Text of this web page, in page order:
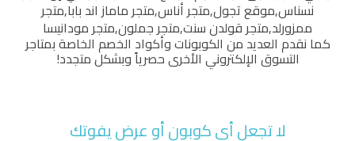
نسناس,موقع تجول,متجر أناس,متجر ماماز اند بابا,متجر
ممزورلد,متجر قولدن سنت,متجر جملون,متجر مودانيسا
كما نقدم العديد من الكوبونات وأكواد الخصم الخاصة بمتاجر
التسوق الإلكتروني الأخرى حصرياً وبشكل متجدد!
لا تجعل أي كوبون أو عرض يفوتك